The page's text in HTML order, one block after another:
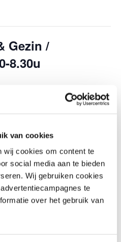
van cookies
wij cookies om content te
social media aan te bieden
Wij gebruiken cookies
te
over het gebruik van
Gezin /
8.30u